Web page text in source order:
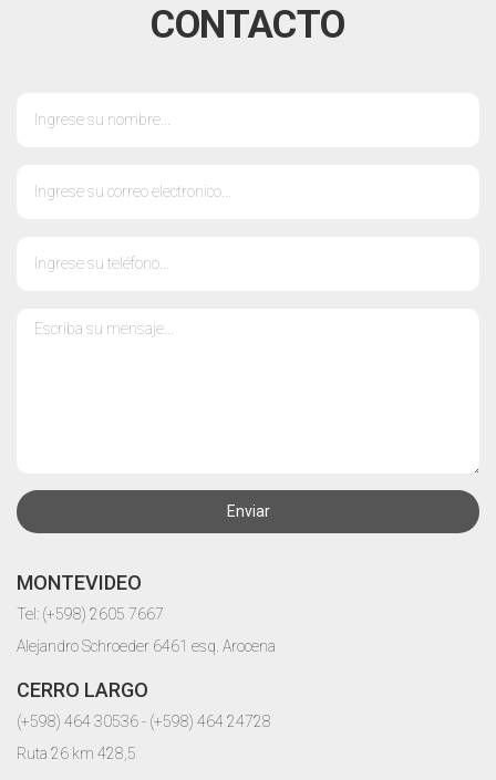
CONTACTO
Enviar
MONTEVIDEO
Tel: (+598) 2605 7667
Alejandro Schroeder 6461 esq. Arocena
CERRO LARGO
(+598) 464 30536 - (+598) 464 24728
Ruta 26 km 428,5